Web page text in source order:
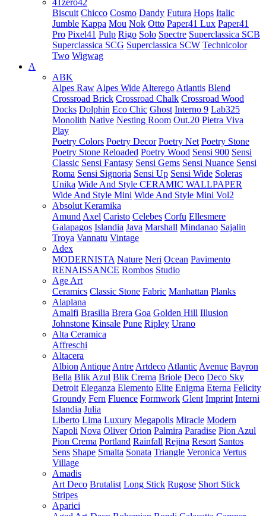
41zero42
Biscuit Chicco Cosmo Dandy Futura Hops Italic
Jumble Kappa Mou Nok Otto Paper41 Lux Paper41
Pro Pixel41 Pulp Rigo Solo Spectre Superclassica SCB
Superclassica SCG Superclassica SCW Technicolor
Two Wigwag
A
ABK
Alpes Raw Alpes Wide Alterego Atlantis Blend
Crossroad Brick Crossroad Chalk Crossroad Wood
Docks Dolphin Eco Chic Ghost Interno 9 Lab325
Monolith Native Nesting Room Out.20 Pietra Viva
Play
Poetry Colors Poetry Decor Poetry Net Poetry Stone
Poetry Stone Reloaded Poetry Wood Sensi 900 Sensi
Classic Sensi Fantasy Sensi Gems Sensi Nuance Sensi
Roma Sensi Signoria Sensi Up Sensi Wide Soleras
Unika Wide And Style CERAMIC WALLPAPER
Wide And Style Mini Wide And Style Mini Vol2
Absolut Keramika
Amund Axel Caristo Celebes Corfu Ellesmere
Galapagos Islandia Java Marshall Mindanao Sajalin
Troya Vannatu Vintage
Adex
MODERNISTA Nature Neri Ocean Pavimento
RENAISSANCE Rombos Studio
Age Art
Ceramics Classic Stone Fabric Manhattan Planks
Alaplana
Amalfi Brasilia Brera Goa Golden Hill Illusion
Johnstone Kinsale Pune Ripley Urano
Alta Ceramica
Affreschi
Altacera
Albion Antique Antre Artdeco Atlantic Avenue Bayron
Bella Blik Azul Blik Crema Briole Deco Deco Sky
Detroit Eleganza Elemento Elite Enigma Eterna Felicity
Groundy Fern Fluence Formwork Glent Imprint Interni
Islandia Julia
Liberto Lima Luxury Megapolis Miracle Modern
Napoli Nova Oliver Orion Palmira Paradise Pion Azul
Pion Crema Portland Rainfall Rejina Resort Santos
Sens Shape Smalta Sonata Triangle Veronica Vertus
Village
Amadis
Art Deco Brutalist Long Stick Rugose Short Stick
Stripes
Aparici